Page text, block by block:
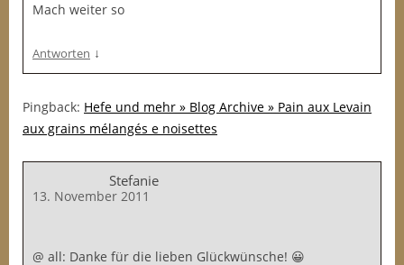
Mach weiter so
Antworten ↓
Pingback: Hefe und mehr » Blog Archive » Pain aux Levain
aux grains mélangés e noisettes
Stefanie
13. November 2011
@ all: Danke für die lieben Glückwünsche! 😀